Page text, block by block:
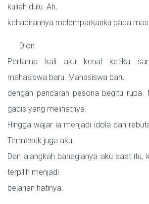
kuliah dulu. Ah,
kehadirannya melemparkanku pada
Dion.
Pertama kali aku kenal ketika
mahasiswa baru. Mahasiswa baru
dengan pancaran pesona begitu rupa.
gadis yang melihatnya.
Hingga wajar ia menjadi idola dan
Termasuk juga aku.
Dan alangkah bahagianya aku saat itu,
terpilih menjadi
belahan hatinya.